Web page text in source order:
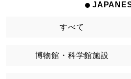
すべて
博物館・科学館施設